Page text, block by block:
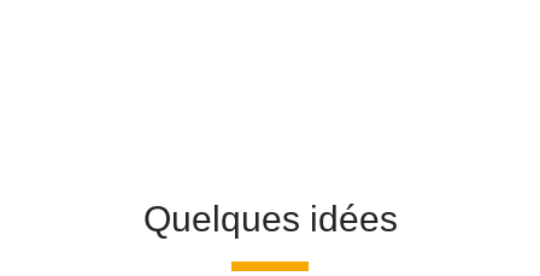
Quelques idées